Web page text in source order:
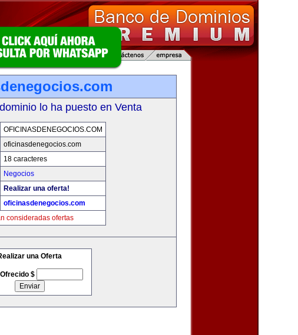
lo ha puesto en Venta
OFICINASDENEGOCIOS.COM
oficinasdenegocios.com
18 caracteres
Negocios
Realizar una oferta!
oficinasdenegocios.com
consideradas ofertas
una Oferta
$